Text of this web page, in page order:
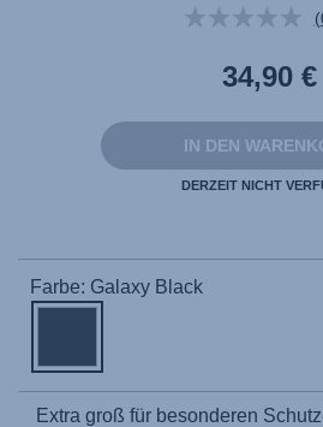
34,90 €
IN DEN
DERZEIT NICHT
Farbe: Galaxy Black
Extra groß für besonderen